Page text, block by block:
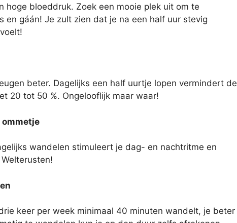
hoge bloeddruk. Zoek een mooie plek uit om te
en gáán! Je zult zien dat je na een half uur stevig
beter. Dagelijks een half uurtje lopen vermindert de
20 tot 50 %. Ongelooflijk maar waar!
ommetje
wandelen stimuleert je dag- en nachtritme en
keer per week minimaal 40 minuten wandelt, je beter